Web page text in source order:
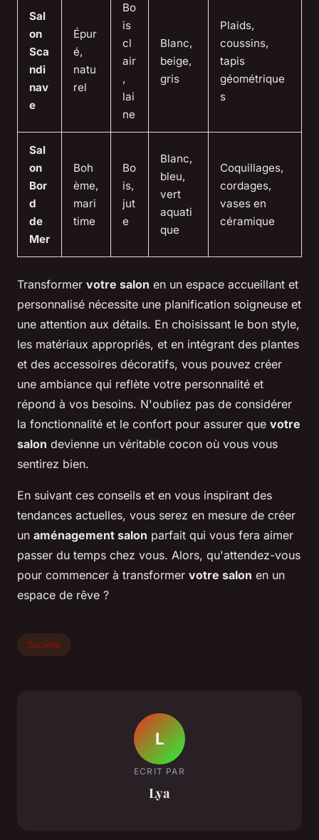
Sal
on
Sca
ndi
nav
e
Épur
é,
natu
rel
Bo
is
cl
air
,
lai
ne
Blanc,
beige,
gris
Plaids,
coussins,
tapis
géométrique
s
Sal
on
Bor
d
de
Mer
Boh
ème,
mari
time
Bo
is,
jut
e
Blanc,
bleu,
vert
aquati
que
Coquillages,
cordages,
vases en
céramique
Transformer votre salon en un espace accueillant et
personnalisé nécessite une planification soigneuse et
une attention aux détails. En choisissant le bon style,
les matériaux appropriés, et en intégrant des plantes
et des accessoires décoratifs, vous pouvez créer
une ambiance qui reflète votre personnalité et
répond à vos besoins. N'oubliez pas de considérer
la fonctionnalité et le confort pour assurer que votre
salon devienne un véritable cocon où vous vous
sentirez bien.
En suivant ces conseils et en vous inspirant des
tendances actuelles, vous serez en mesure de créer
un aménagement salon parfait qui vous fera aimer
passer du temps chez vous. Alors, qu'attendez-vous
pour commencer à transformer votre salon en un
espace de rêve ?
Société
L
ECRIT PAR
Lya